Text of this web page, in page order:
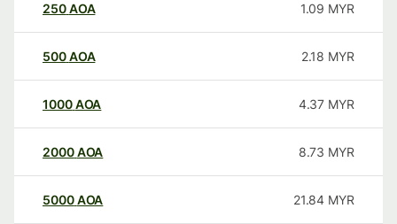
250AOA 1.09 MYR
500AOA 2.18 MYR
1000AOA 4.37 MYR
2000AOA 8.73 MYR
5000AOA 21.84 MYR